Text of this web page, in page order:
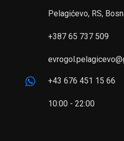
Pelagićevo, RS,
+387 65 737 509
+43 676 451 15 66
10:00 - 22:00